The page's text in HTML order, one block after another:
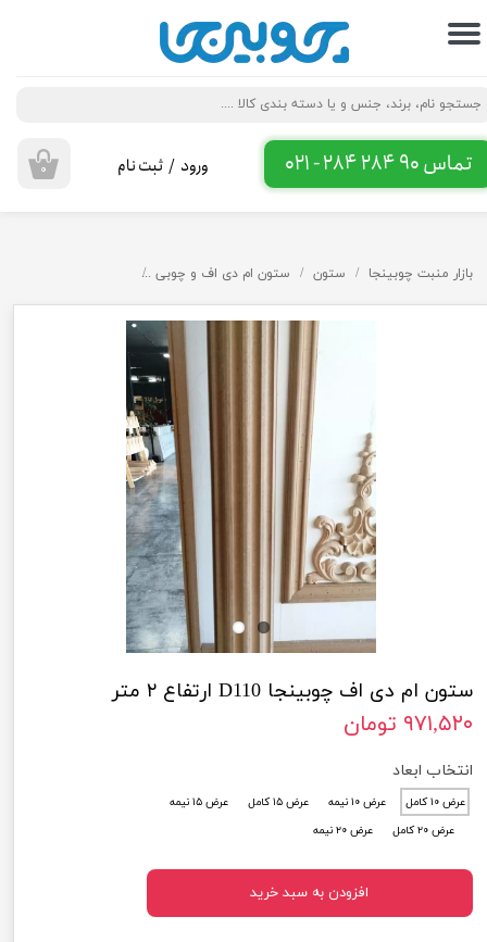
تماس 90 284 284 - 021 ۰ ورود / ثبت نام
حساب کاربری من
تغییر گذر واژه
سفارشات
خروج از حساب کاربری
بازار منبت چوبینجا ستون ستون ام دی اف و چوبی
ستون ام دی اف چوبینجا D110 ارتفاع ۲ متر
۹۷۱,۵۲۰ تومان
انتخاب ابعاد
عرض ۱۰ کامل عرض ۱۰ نیمه عرض ۱۵ کامل
عرض ۱۵ نیمه
عرض ۲۰ کامل
عرض ۲۰ نیمه
افزودن به سبد خرید